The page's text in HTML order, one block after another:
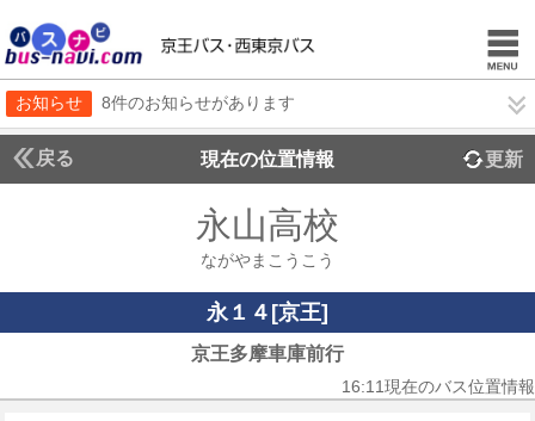
お知らせ 8件のお知らせがあります
戻る 現在の位置情報 更新
永山高校
ながやまこうこう
永１４[京王]
京王多摩車庫前行
16:11現在のバス位置情報